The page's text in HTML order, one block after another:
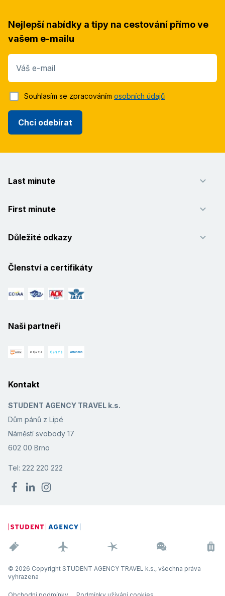
Nejlepší nabídky a tipy na cestování přímo ve
vašem e-mailu
Váš e-mail
Chci odebírat
Souhlasím se zpracováním osobních údajů
Last minute
First minute
Důležité odkazy
Členství a certifikáty
Naši partneři
Kontakt
STUDENT AGENCY TRAVEL k.s.
Dům pánů z Lipé
Náměstí svobody 17
602 00 Brno
Tel: 222 220 222
© 2026 Copyright STUDENT AGENCY TRAVEL k.s., všechna práva
vyhrazena